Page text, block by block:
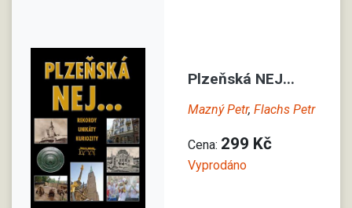
Plzeňská NEJ...
Mazný Petr, Flachs Petr
Cena: 299 Kč
Vyprodáno